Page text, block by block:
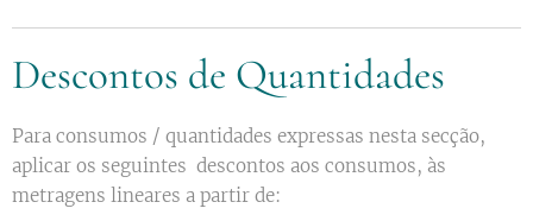
Descontos de Quantidades
Para consumos / quantidades expressas nesta secção,
aplicar os seguintes descontos aos consumos, às
metragens lineares a partir de: